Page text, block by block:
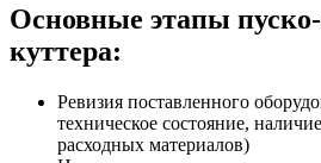
Основные этапы
куттера:
Ревизия поставленного
техническое состояние,
расходных материалов)